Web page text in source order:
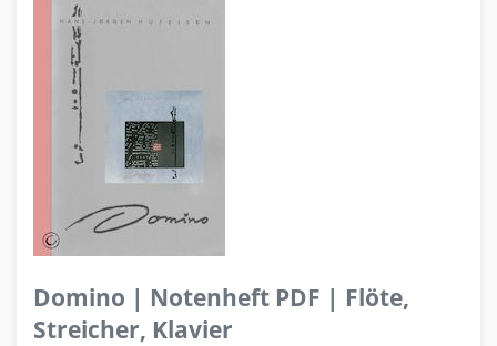
Domino | Notenheft PDF | Flöte,
Streicher, Klavier